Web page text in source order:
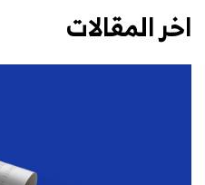
اخر المقالات